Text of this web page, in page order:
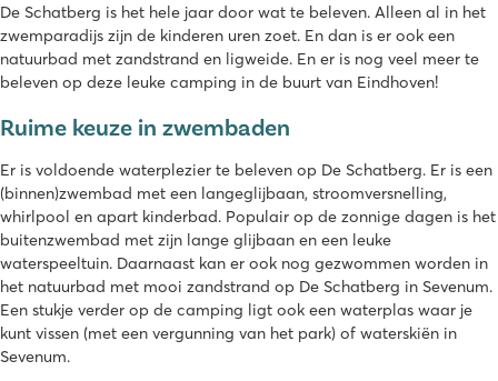
De Schatberg is het hele jaar door wat te beleven. Alleen al in het
zwemparadijs zijn de kinderen uren zoet. En dan is er ook een
natuurbad met zandstrand en ligweide. En er is nog veel meer te
beleven op deze leuke camping in de buurt van Eindhoven!
Ruime keuze in zwembaden
Er is voldoende waterplezier te beleven op De Schatberg. Er is een
(binnen)zwembad met een langeglijbaan, stroomversnelling,
whirlpool en apart kinderbad. Populair op de zonnige dagen is het
buitenzwembad met zijn lange glijbaan en een leuke
waterspeeltuin. Daarnaast kan er ook nog gezwommen worden in
het natuurbad met mooi zandstrand op De Schatberg in Sevenum.
Een stukje verder op de camping ligt ook een waterplas waar je
kunt vissen (met een vergunning van het park) of waterskiën in
Sevenum.